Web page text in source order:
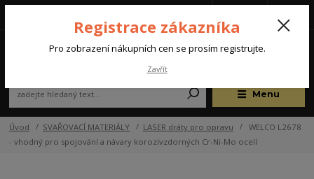
Menu
(Po-Pá, 07:00-15:30 hod.)
Úvod SVAŘOVACÍ MATERIÁLY LASER dráty pro opravu
WELCO L2678
- vhodný pro spojování a návary korozivzdorných Cr-Ni-Mo ocelí
Registrace zákazníka
Pro zobrazení nákupních cen se prosím registrujte.
Zavřít